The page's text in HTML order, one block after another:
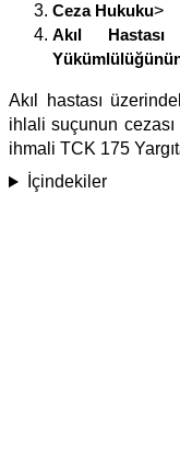
Ceza Hukuku>
Akıl
Akıl hastası
ihlali suçunun cezası
ihmali TCK 175
İçindekiler